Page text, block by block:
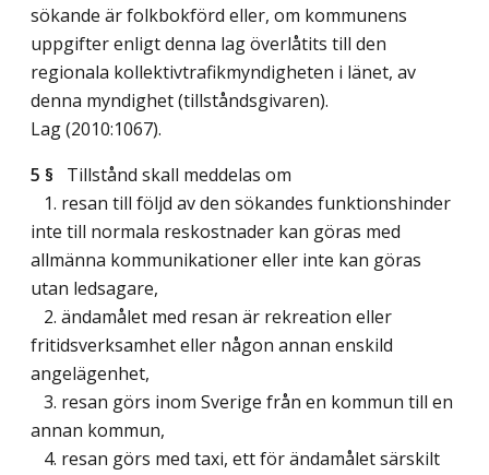
sökande är folkbokförd eller, om kommunens
uppgifter enligt denna lag överlåtits till den
regionala kollektivtrafikmyndigheten i länet, av
denna myndighet (tillståndsgivaren).
Lag (2010:1067).
5 § Tillstånd skall meddelas om
1. resan till följd av den sökandes funktionshinder
inte till normala reskostnader kan göras med
allmänna kommunikationer eller inte kan göras
utan ledsagare,
2. ändamålet med resan är rekreation eller
fritidsverksamhet eller någon annan enskild
angelägenhet,
3. resan görs inom Sverige från en kommun till en
annan kommun,
4. resan görs med taxi, ett för ändamålet särskilt